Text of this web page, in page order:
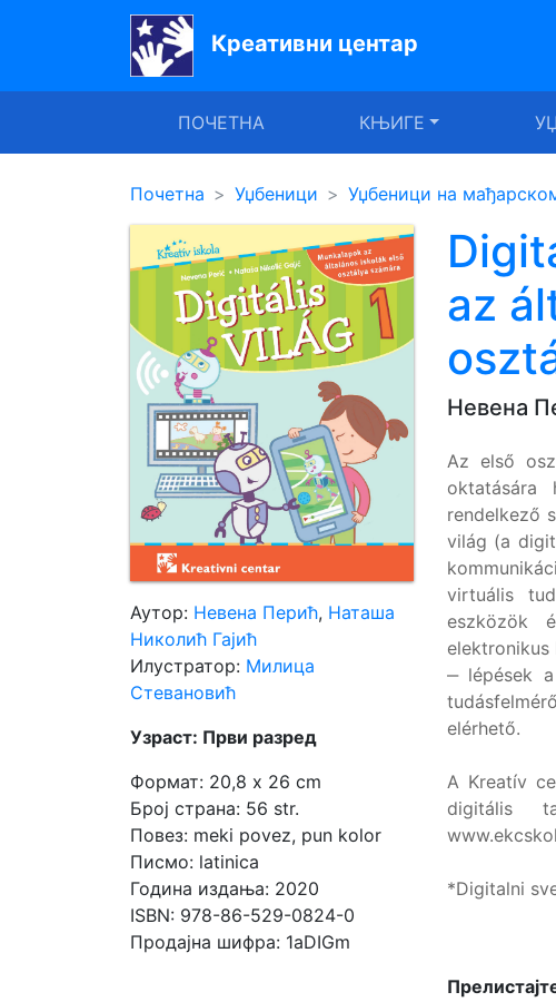
Креативни центар
ПОЧЕТНА КЊИГЕ
Почетна
УџбенициПочетна Уџбеници Уџбеници на
Аутор: Невена Перић, Наташа
Николић Гајић
Илустратор: Милица
Стевановић
Узраст: Први разред
Формат: 20,8 x 26 cm
Број страна: 56 str.
Повез: meki povez, pun kolor
Писмо: latinica
Година издања: 2020
ISBN: 978-86-529-0824-0
Продајна шифра: 1aDIGm
az
Невена
Az első
oktatására
rendelkező
világ (a
virtuális
eszközök
‒ lépések
elérhető.
A Kreatív
digitális
*Digitalni